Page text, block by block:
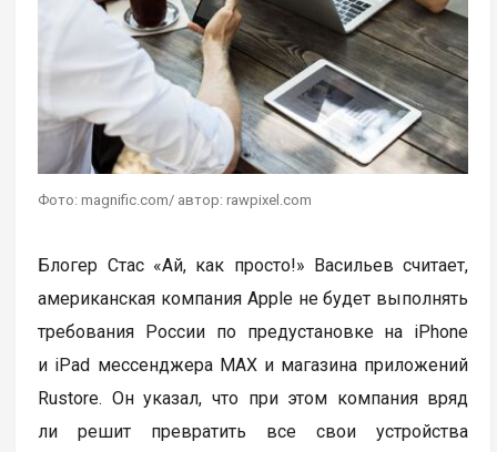
Фото: magnific.com/ автор: rawpixel.com
Блогер Стас «Ай, как просто!» Васильев считает,
американская компания Apple не будет выполнять
требования России по предустановке на iPhone
и iPad мессенджера MAX и магазина приложений
Rustore. Он указал, что при этом компания вряд
ли решит превратить все свои устройства